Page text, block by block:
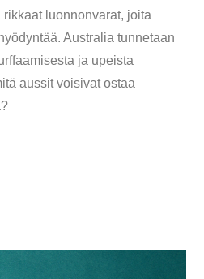
luonnonvarat, joita
Australia tunnetaan
ja upeista
aussit voisivat ostaa